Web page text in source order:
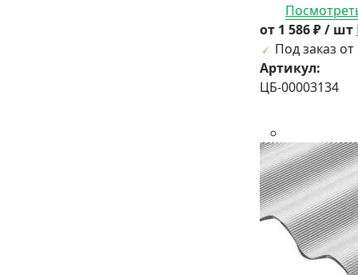
от 1 586 ₽ / шт
Под заказ от
Артикул:
ЦБ-00003134